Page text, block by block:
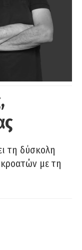
τη δύσκολη
με τη